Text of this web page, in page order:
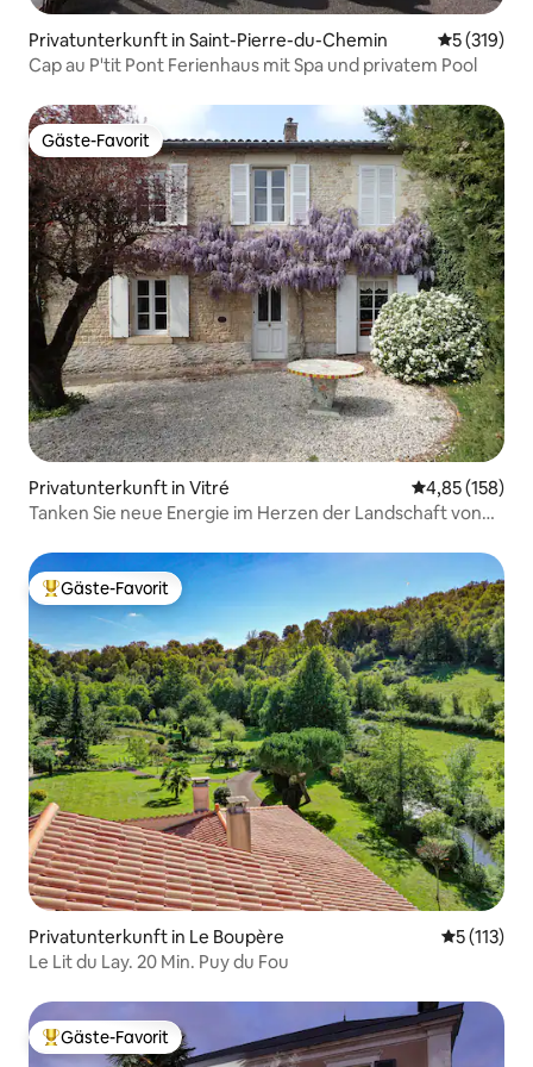
Privatunterkunft in Saint-Pierre-du-Chemin
5 (319)
Cap au P'tit Pont Ferienhaus mit Spa und privatem Pool
Gäste-Favorit
Gäste-Favorit
Privatunterkunft in Vitré
4,85 (158)
Tanken Sie neue Energie im Herzen der Landschaft von
Beliebter Gäste-Favorit.
Gäste-Favorit
Privatunterkunft in Le Boupère
5 (113)
Le Lit du Lay. 20 Min. Puy du Fou
Beliebter Gäste-Favorit.
Gäste-Favorit